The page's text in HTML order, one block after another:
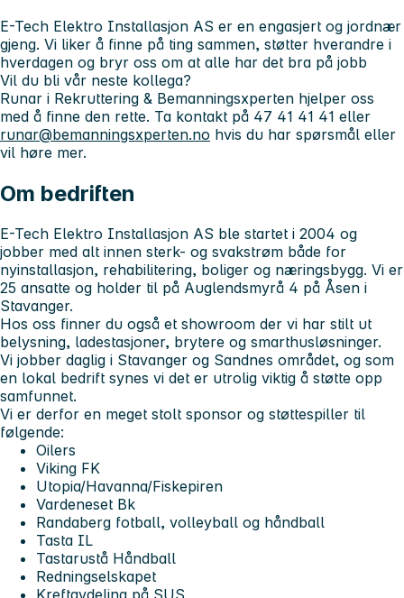
E-Tech Elektro Installasjon AS er en engasjert og jordnær
gjeng. Vi liker å finne på ting sammen, støtter hverandre i
hverdagen og bryr oss om at alle har det bra på jobb
Vil du bli vår neste kollega?
Runar i Rekruttering & Bemanningsxperten hjelper oss
med å finne den rette. Ta kontakt på 47 41 41 41 eller
runar@bemanningsxperten.no hvis du har spørsmål eller
vil høre mer.
Om bedriften
E-Tech Elektro Installasjon AS ble startet i 2004 og
jobber med alt innen sterk- og svakstrøm både for
nyinstallasjon, rehabilitering, boliger og næringsbygg. Vi er
25 ansatte og holder til på Auglendsmyrå 4 på Åsen i
Stavanger.
Hos oss finner du også et showroom der vi har stilt ut
belysning, ladestasjoner, brytere og smarthusløsninger.
Vi jobber daglig i Stavanger og Sandnes området, og som
en lokal bedrift synes vi det er utrolig viktig å støtte opp
samfunnet.
Vi er derfor en meget stolt sponsor og støttespiller til
følgende:
Oilers
Viking FK
Utopia/Havanna/Fiskepiren
Vardeneset Bk
Randaberg fotball, volleyball og håndball
Tasta IL
Tastarustå Håndball
Redningselskapet
Kreftavdeling på SUS